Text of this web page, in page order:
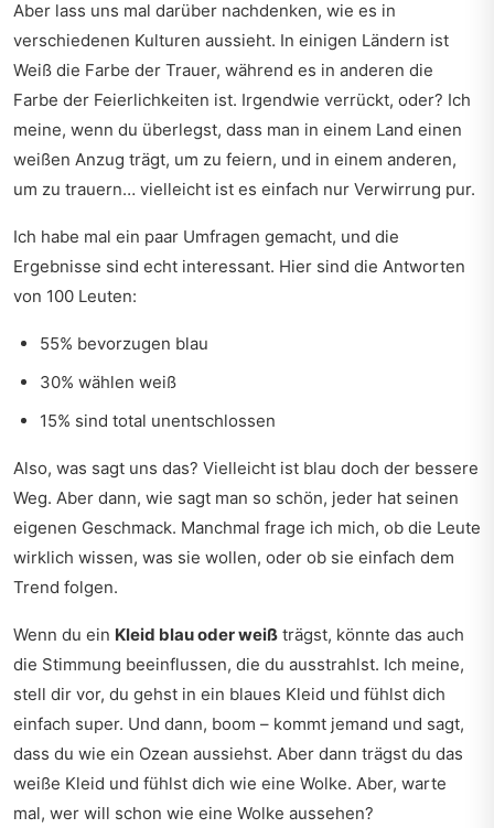
Aber lass uns mal darüber nachdenken, wie es in
verschiedenen Kulturen aussieht. In einigen Ländern ist
Weiß die Farbe der Trauer, während es in anderen die
Farbe der Feierlichkeiten ist. Irgendwie verrückt, oder? Ich
meine, wenn du überlegst, dass man in einem Land einen
weißen Anzug trägt, um zu feiern, und in einem anderen,
um zu trauern… vielleicht ist es einfach nur Verwirrung pur.
Ich habe mal ein paar Umfragen gemacht, und die
Ergebnisse sind echt interessant. Hier sind die Antworten
von 100 Leuten:
55% bevorzugen blau
30% wählen weiß
15% sind total unentschlossen
Also, was sagt uns das? Vielleicht ist blau doch der bessere
Weg. Aber dann, wie sagt man so schön, jeder hat seinen
eigenen Geschmack. Manchmal frage ich mich, ob die Leute
wirklich wissen, was sie wollen, oder ob sie einfach dem
Trend folgen.
Wenn du ein Kleid blau oder weiß trägst, könnte das auch
die Stimmung beeinflussen, die du ausstrahlst. Ich meine,
stell dir vor, du gehst in ein blaues Kleid und fühlst dich
einfach super. Und dann, boom – kommt jemand und sagt,
dass du wie ein Ozean aussiehst. Aber dann trägst du das
weiße Kleid und fühlst dich wie eine Wolke. Aber, warte
mal, wer will schon wie eine Wolke aussehen?